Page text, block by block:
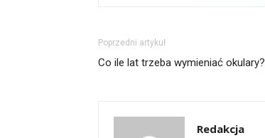
Poprzedni artykuł
Co ile lat trzeba wymieniać okulary?
Redakcja